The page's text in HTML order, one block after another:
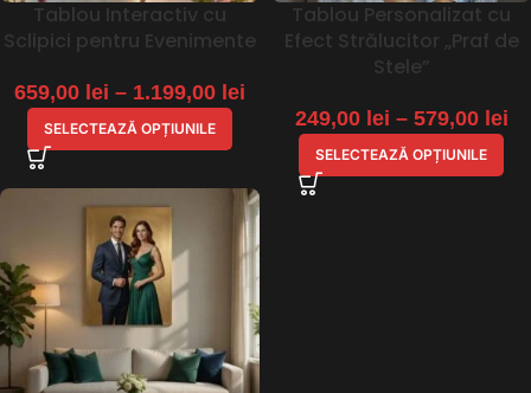
Tablou Interactiv cu
Sclipici pentru Evenimente
659,00 lei – 1.199,00 lei
SELECTEAZĂ OPȚIUNILE
Tablou Personalizat cu
Efect Strălucitor „Praf de
Stele”
249,00 lei – 579,00 lei
SELECTEAZĂ OPȚIUNILE